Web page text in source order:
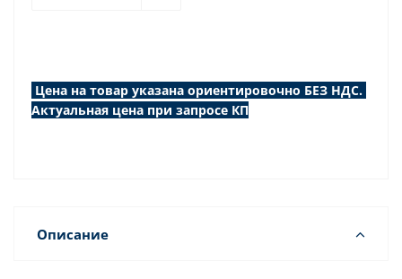
Цена на товар указана ориентировочно БЕЗ НДС.
Актуальная цена при запросе КП
Описание